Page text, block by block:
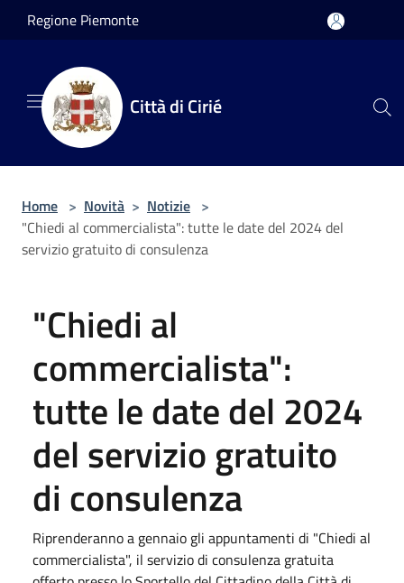
Salta al contenuto principale
Regione Piemonte
Città di Cirié
Home > Novità > Notizie >
"Chiedi al commercialista": tutte le date del 2024 del
servizio gratuito di consulenza
"Chiedi al
commercialista":
tutte le date del 2024
del servizio gratuito
di consulenza
Riprenderanno a gennaio gli appuntamenti di "Chiedi al
commercialista", il servizio di consulenza gratuita